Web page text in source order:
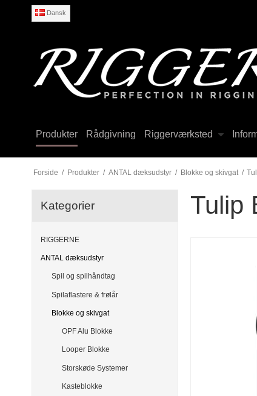
Dansk
Produkter Rådgivning Riggerværksted
Forside / Produkter / ANTAL dæksudstyr / Blokke og skivgat /
Kategorier
RIGGERNE
ANTAL dæksudstyr
Spil og spilhåndtag
Spilaflastere & frølår
Blokke og skivgat
OPF Alu Blokke
Looper Blokke
Storskøde Systemer
Kasteblokke
Tulip